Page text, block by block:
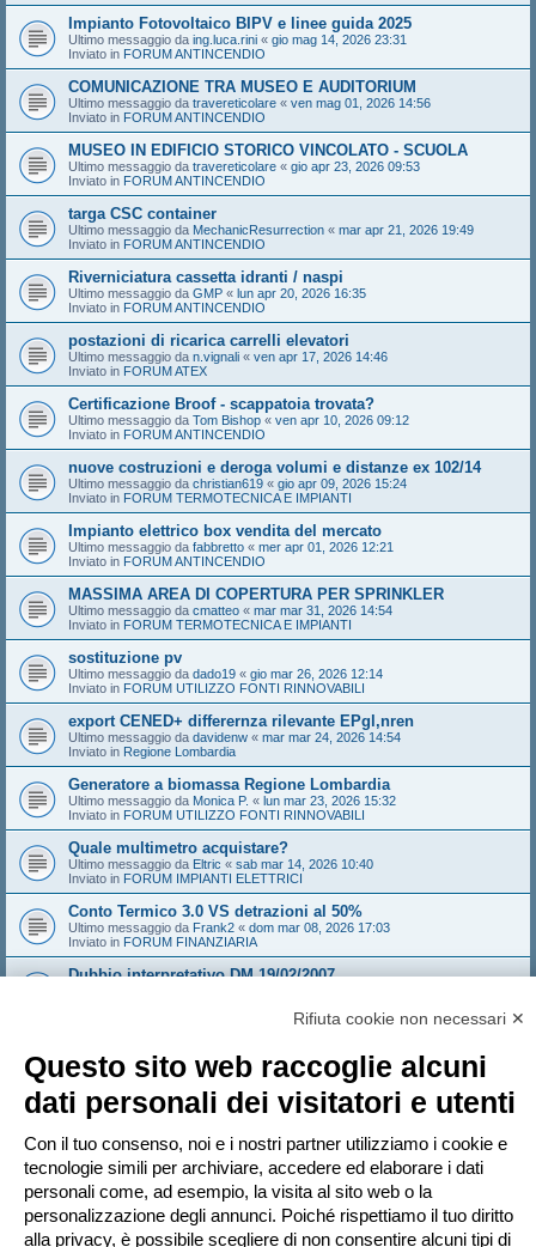
Impianto Fotovoltaico BIPV e linee guida 2025
Ultimo messaggio da ing.luca.rini « gio mag 14, 2026 23:31
Inviato in FORUM ANTINCENDIO
COMUNICAZIONE TRA MUSEO E AUDITORIUM
Ultimo messaggio da travereticolare « ven mag 01, 2026 14:56
Inviato in FORUM ANTINCENDIO
MUSEO IN EDIFICIO STORICO VINCOLATO - SCUOLA
Ultimo messaggio da travereticolare « gio apr 23, 2026 09:53
Inviato in FORUM ANTINCENDIO
targa CSC container
Ultimo messaggio da MechanicResurrection « mar apr 21, 2026 19:49
Inviato in FORUM ANTINCENDIO
Riverniciatura cassetta idranti / naspi
Ultimo messaggio da GMP « lun apr 20, 2026 16:35
Inviato in FORUM ANTINCENDIO
postazioni di ricarica carrelli elevatori
Ultimo messaggio da n.vignali « ven apr 17, 2026 14:46
Inviato in FORUM ATEX
Certificazione Broof - scappatoia trovata?
Ultimo messaggio da Tom Bishop « ven apr 10, 2026 09:12
Inviato in FORUM ANTINCENDIO
nuove costruzioni e deroga volumi e distanze ex 102/14
Ultimo messaggio da christian619 « gio apr 09, 2026 15:24
Inviato in FORUM TERMOTECNICA E IMPIANTI
Impianto elettrico box vendita del mercato
Ultimo messaggio da fabbretto « mer apr 01, 2026 12:21
Inviato in FORUM ANTINCENDIO
MASSIMA AREA DI COPERTURA PER SPRINKLER
Ultimo messaggio da cmatteo « mar mar 31, 2026 14:54
Inviato in FORUM TERMOTECNICA E IMPIANTI
sostituzione pv
Ultimo messaggio da dado19 « gio mar 26, 2026 12:14
Inviato in FORUM UTILIZZO FONTI RINNOVABILI
export CENED+ differernza rilevante EPgl,nren
Ultimo messaggio da davidenw « mar mar 24, 2026 14:54
Inviato in Regione Lombardia
Generatore a biomassa Regione Lombardia
Ultimo messaggio da Monica P. « lun mar 23, 2026 15:32
Inviato in FORUM UTILIZZO FONTI RINNOVABILI
Quale multimetro acquistare?
Ultimo messaggio da Eltric « sab mar 14, 2026 10:40
Inviato in FORUM IMPIANTI ELETTRICI
Conto Termico 3.0 VS detrazioni al 50%
Ultimo messaggio da Frank2 « dom mar 08, 2026 17:03
Inviato in FORUM FINANZIARIA
Dubbio interpretativo DM 19/02/2007
Ultimo messaggio da Sandeman
gio feb 26, 2026 14:21
Inviato inFORUM ANTINCENDIO
Sistema Valtherm mineral wood - solo i solai e i muri che
compartimentano
Ultimo messaggio da Andrew1970 «mar feb 24, 2026 16:35
Inviato inFORUM ANTINCENDIO
La ricerca ha trovato più di 1000 risultati Pagina1di20
1 2 3 4 5 … 20
Rifiuta cookie non necessari ✕
Questo sito web raccoglie alcuni
dati personali dei visitatori e utenti
Con il tuo consenso, noi e i nostri partner utilizziamo i cookie e
tecnologie simili per archiviare, accedere ed elaborare i dati
personali come, ad esempio, la visita al sito web o la
personalizzazione degli annunci. Poiché rispettiamo il tuo diritto
alla privacy, è possibile scegliere di non consentire alcuni tipi di